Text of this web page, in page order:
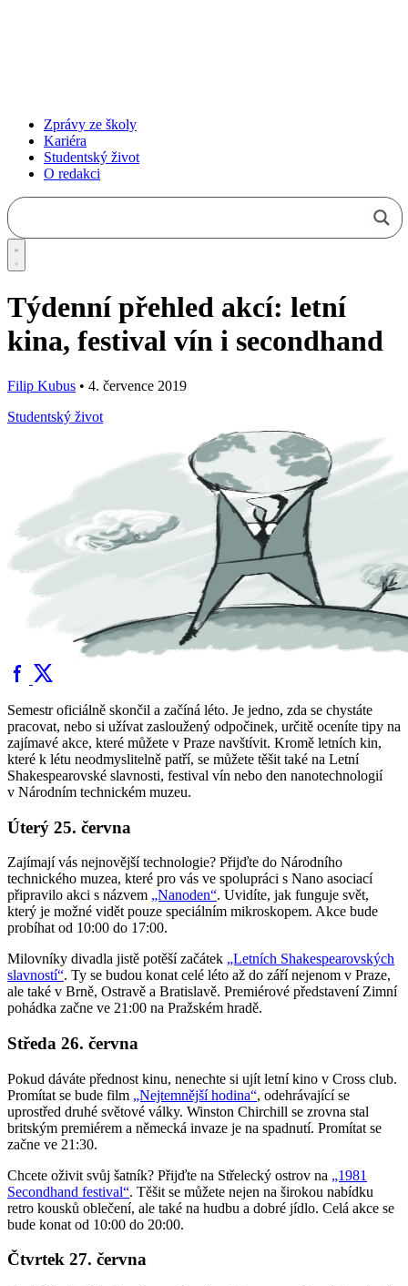
Zprávy ze školy
Kariéra
Studentský život
O redakci
Týdenní přehled akcí: letní
kina, festival vín i secondhand
Filip Kubus • 4. července 2019
Studentský život
Semestr oficiálně skončil a začíná léto. Je jedno, zda se chystáte
pracovat, nebo si užívat zasloužený odpočinek, určitě oceníte tipy na
zajímavé akce, které můžete v Praze navštívit. Kromě letních kin,
které k létu neodmyslitelně patří, se můžete těšit také na Letní
Shakespearovské slavnosti, festival vín nebo den nanotechnologií
v Národním technickém muzeu.
Úterý 25. června
Zajímají vás nejnovější technologie? Přijďte do Národního
technického muzea, které pro vás ve spolupráci s Nano asociací
připravilo akci s názvem „Nanoden“. Uvidíte, jak funguje svět,
který je možné vidět pouze speciálním mikroskopem. Akce bude
probíhat od 10:00 do 17:00.
Milovníky divadla jistě potěší začátek „Letních Shakespearovských
slavností“. Ty se budou konat celé léto až do září nejenom v Praze,
ale také v Brně, Ostravě a Bratislavě. Premiérové představení Zimní
pohádka začne ve 21:00 na Pražském hradě.
Středa 26. června
Pokud dáváte přednost kinu, nenechte si ujít letní kino v Cross club.
Promítat se bude film „Nejtemnější hodina“, odehrávající se
uprostřed druhé světové války. Winston Chirchill se zrovna stal
britským premiérem a německá invaze je na spadnutí. Promítat se
začne ve 21:30.
Chcete oživit svůj šatník? Přijďte na Střelecký ostrov na „1981
Secondhand festival“. Těšit se můžete nejen na širokou nabídku
retro kousků oblečení, ale také na hudbu a dobré jídlo. Celá akce se
bude konat od 10:00 do 20:00.
Čtvrtek 27. června